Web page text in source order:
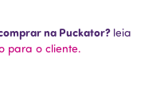
na Puckator? leia
para o cliente.